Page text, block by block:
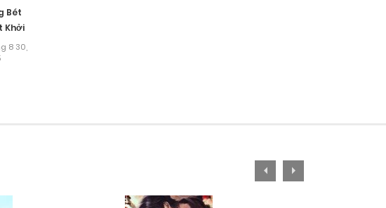
2025
2025
Bét
Khởi
8 30,